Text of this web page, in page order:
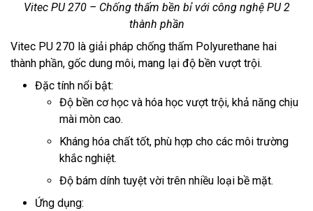
Vitec PU 270 – Chống thấm bền bỉ với công nghệ PU 2
thành phần
Vitec PU 270 là giải pháp chống thấm Polyurethane hai
thành phần, gốc dung môi, mang lại độ bền vượt trội.
Đặc tính nổi bật:
Độ bền cơ học và hóa học vượt trội, khả năng chịu
mài mòn cao.
Kháng hóa chất tốt, phù hợp cho các môi trường
khắc nghiệt.
Độ bám dính tuyệt vời trên nhiều loại bề mặt.
Ứng dụng: